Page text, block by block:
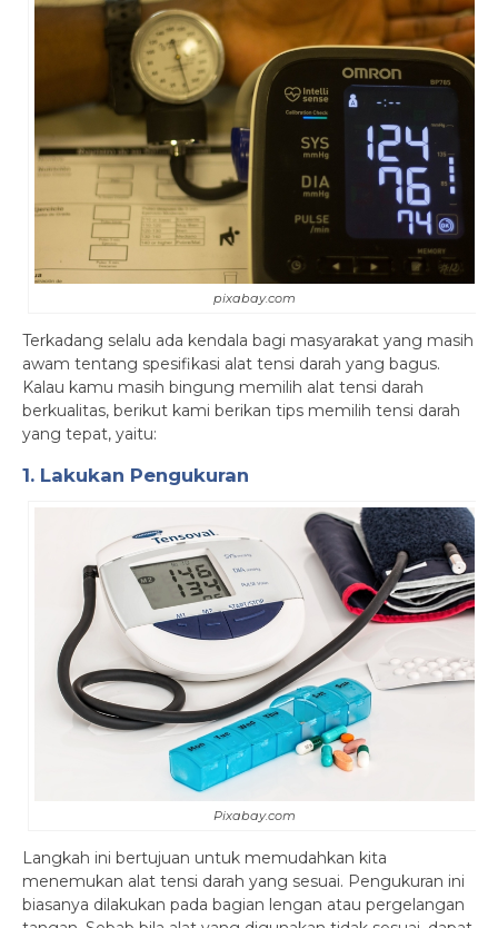
pixabay.com
Terkadang selalu ada kendala bagi masyarakat yang masih
awam tentang spesifikasi alat tensi darah yang bagus.
Kalau kamu masih bingung memilih alat tensi darah
berkualitas, berikut kami berikan tips memilih tensi darah
yang tepat, yaitu:
1. Lakukan Pengukuran
Pixabay.com
Langkah ini bertujuan untuk memudahkan kita
menemukan alat tensi darah yang sesuai. Pengukuran ini
biasanya dilakukan pada bagian lengan atau pergelangan